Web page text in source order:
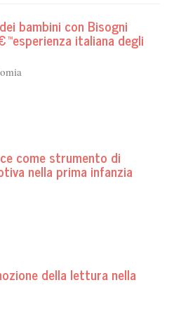
bambini con Bisogni
italiana degli
come strumento di
nella prima infanzia
della lettura nella